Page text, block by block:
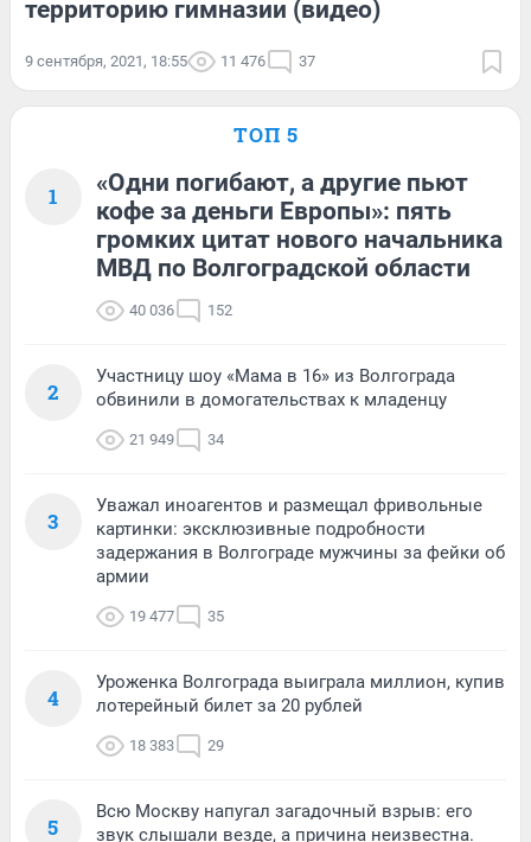
территорию гимназии (видео)
9 сентября, 2021, 18:55 11 476 37
ТОП 5
1
«Одни погибают, а другие пьют
кофе за деньги Европы»: пять
громких цитат нового начальника
МВД по Волгоградской области
40 036 152
2
Участницу шоу «Мама в 16» из Волгограда
обвинили в домогательствах к младенцу
21 949 34
3
Уважал иноагентов и размещал фривольные
картинки: эксклюзивные подробности
задержания в Волгограде мужчины за фейки об
армии
19 477 35
4
Уроженка Волгограда выиграла миллион, купив
лотерейный билет за 20 рублей
18 383 29
5
Всю Москву напугал загадочный взрыв: его
звук слышали везде, а причина неизвестна.